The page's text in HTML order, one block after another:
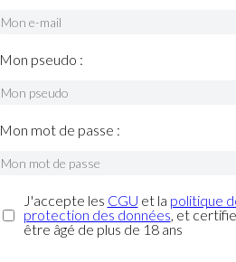
Mon pseudo :
Mon mot de passe :
J'accepte les CGU et la politique
protection des données, et certifie
être âgé de plus de 18 ans